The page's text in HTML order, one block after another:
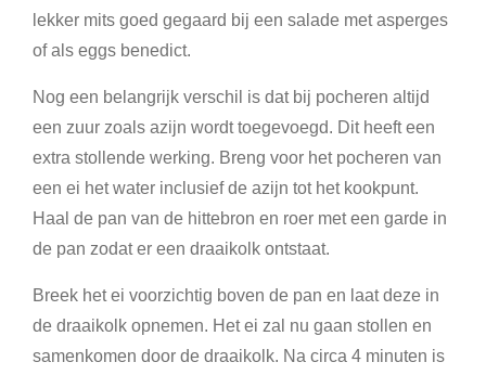
lekker mits goed gegaard bij een salade met asperges
of als eggs benedict.
Nog een belangrijk verschil is dat bij pocheren altijd
een zuur zoals azijn wordt toegevoegd. Dit heeft een
extra stollende werking. Breng voor het pocheren van
een ei het water inclusief de azijn tot het kookpunt.
Haal de pan van de hittebron en roer met een garde in
de pan zodat er een draaikolk ontstaat.
Breek het ei voorzichtig boven de pan en laat deze in
de draaikolk opnemen. Het ei zal nu gaan stollen en
samenkomen door de draaikolk. Na circa 4 minuten is